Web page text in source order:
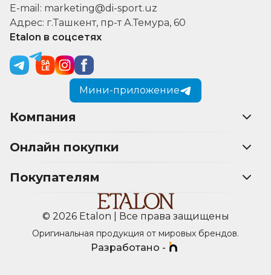
E-mail: marketing@di-sport.uz
Адрес: г.Ташкент, пр-т А.Темура, 60
Etalon в соцсетях
Мини-приложение
Компания
Онлайн покупки
Покупателям
© 2026 Etalon | Все права защищены
Оригинальная продукция от мировых брендов.
Разработано -